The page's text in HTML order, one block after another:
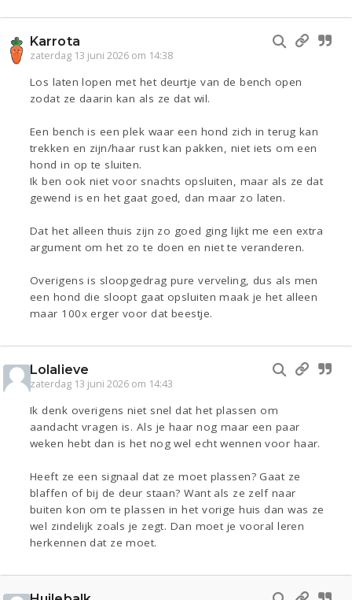
Karrota
zaterdag 13 juni 2026 om 14:38
Los laten lopen met het deurtje van de bench open
zodat ze daarin kan als ze dat wil.
Een bench is een plek waar een hond zich in terug kan
trekken en zijn/haar rust kan pakken, niet iets om een
hond in op te sluiten.
Ik ben ook niet voor snachts opsluiten, maar als ze dat
gewend is en het gaat goed, dan maar zo laten.
Dat het alleen thuis zijn zo goed ging lijkt me een extra
argument om het zo te doen en niet te veranderen.
Overigens is sloopgedrag pure verveling, dus als men
een hond die sloopt gaat opsluiten maak je het alleen
maar 100x erger voor dat beestje.
Lolalieve
zaterdag 13 juni 2026 om 14:43
Ik denk overigens niet snel dat het plassen om
aandacht vragen is. Als je haar nog maar een paar
weken hebt dan is het nog wel echt wennen voor haar.
Heeft ze een signaal dat ze moet plassen? Gaat ze
blaffen of bij de deur staan? Want als ze zelf naar
buiten kon om te plassen in het vorige huis dan was ze
wel zindelijk zoals je zegt. Dan moet je vooral leren
herkennen dat ze moet.